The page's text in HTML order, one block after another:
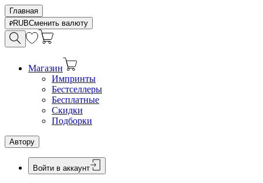
Главная
RUBСменить валюту
Магазин
Импринты
Бестселлеры
Бесплатные
Скидки
Подборки
Автору
Войти в аккаунт